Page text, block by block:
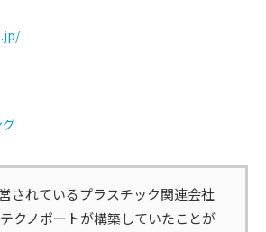
されているプラスチック関連会社
クノポートが構築していたことが